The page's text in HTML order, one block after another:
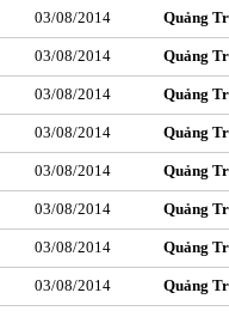
03/08/2014 Quảng
03/08/2014 Quảng
03/08/2014 Quảng
03/08/2014 Quảng
03/08/2014 Quảng
03/08/2014 Quảng
03/08/2014 Quảng
03/08/2014 Quảng